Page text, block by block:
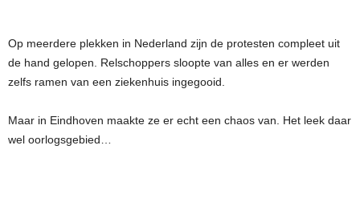
Op meerdere plekken in Nederland zijn de protesten compleet uit
de hand gelopen. Relschoppers sloopte van alles en er werden
zelfs ramen van een ziekenhuis ingegooid.
Maar in Eindhoven maakte ze er echt een chaos van. Het leek daar
wel oorlogsgebied…